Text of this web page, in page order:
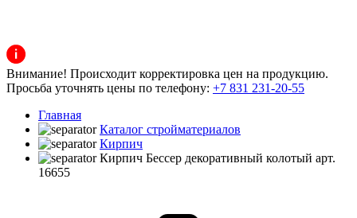
Внимание! Происходит корректировка цен на продукцию.
Просьба уточнять цены по телефону: +7 831 231-20-55
Главная
Каталог стройматериалов
Кирпич
Кирпич Бессер декоративный колотый арт.
16655